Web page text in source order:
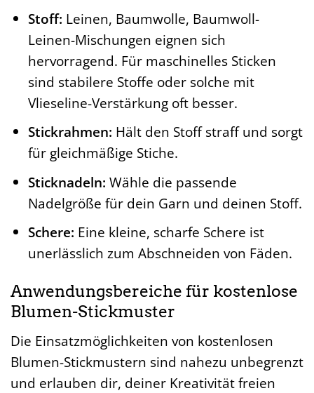
Stoff: Leinen, Baumwolle, Baumwoll-
Leinen-Mischungen eignen sich
hervorragend. Für maschinelles Sticken
sind stabilere Stoffe oder solche mit
Vlieseline-Verstärkung oft besser.
Stickrahmen: Hält den Stoff straff und sorgt
für gleichmäßige Stiche.
Sticknadeln: Wähle die passende
Nadelgröße für dein Garn und deinen Stoff.
Schere: Eine kleine, scharfe Schere ist
unerlässlich zum Abschneiden von Fäden.
Anwendungsbereiche für kostenlose
Blumen-Stickmuster
Die Einsatzmöglichkeiten von kostenlosen
Blumen-Stickmustern sind nahezu unbegrenzt
und erlauben dir, deiner Kreativität freien